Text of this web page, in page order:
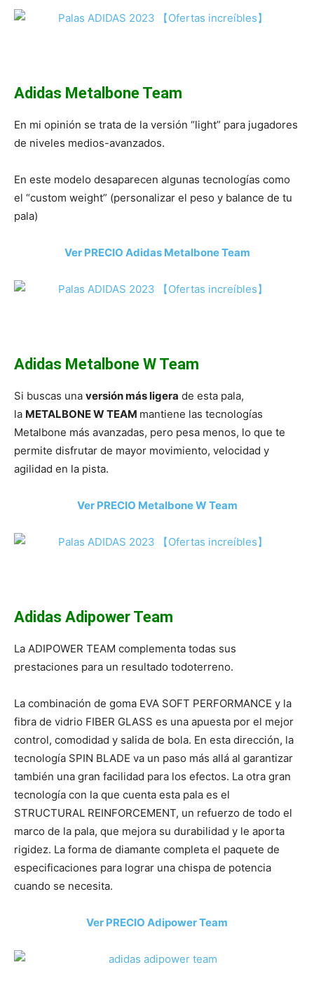
Adidas Metalbone Team
En mi opinión se trata de la versión “light” para jugadores
de niveles medios-avanzados.
En este modelo desaparecen algunas tecnologías como
el “custom weight” (personalizar el peso y balance de tu
pala)
Ver PRECIO Adidas Metalbone Team
Adidas Metalbone W Team
Si buscas una versión más ligera de esta pala,
la METALBONE W TEAM mantiene las tecnologías
Metalbone más avanzadas, pero pesa menos, lo que te
permite disfrutar de mayor movimiento, velocidad y
agilidad en la pista.
Ver PRECIO Metalbone W Team
Adidas Adipower Team
La ADIPOWER TEAM complementa todas sus
prestaciones para un resultado todoterreno.
La combinación de goma EVA SOFT PERFORMANCE y la
fibra de vidrio FIBER GLASS es una apuesta por el mejor
control, comodidad y salida de bola. En esta dirección, la
tecnología SPIN BLADE va un paso más allá al garantizar
también una gran facilidad para los efectos. La otra gran
tecnología con la que cuenta esta pala es el
STRUCTURAL REINFORCEMENT, un refuerzo de todo el
marco de la pala, que mejora su durabilidad y le aporta
rigidez. La forma de diamante completa el paquete de
especificaciones para lograr una chispa de potencia
cuando se necesita.
Ver PRECIO Adipower Team